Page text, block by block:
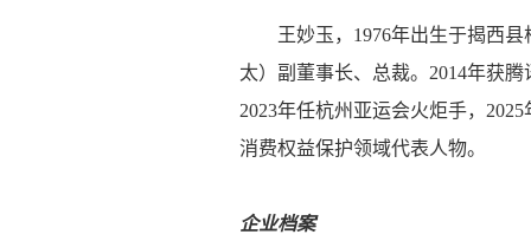
王妙玉，1976年出生于揭西县
太）副董事长、总裁。2014年获
2023年任杭州亚运会火炬手，
消费权益保护领域代表人物。
企业档案